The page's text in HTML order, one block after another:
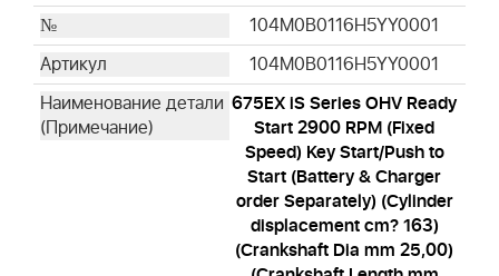
104M0B0116H5YY0001
104M0B0116H5YY0001
675EX iS Series OHV Ready
Start 2900 RPM (Fixed
Speed) Key Start/Push to
Start (Battery & Charger
order Separately) (Cylinder
displacement cm? 163)
(Crankshaft Dia mm 25,00)